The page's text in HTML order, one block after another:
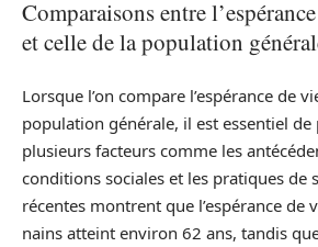
Comparaisons entre
et celle de la population
Lorsque l’on compare l’espérance de
population générale, il est essentiel
plusieurs facteurs comme les
conditions sociales et les pratiques de
récentes montrent que l’espérance de
nains atteint environ 62 ans, tandis